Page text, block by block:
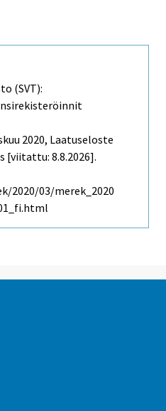
(SVT):
2020, Laatuseloste
[viitattu: 8.8.2026].
03/merek_2020